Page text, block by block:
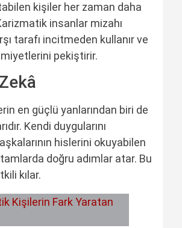
kişiler her zaman daha
insanlar mizahı
tarafı incitmeden kullanır ve
pekiştirir.
en güçlü yanlarından biri de
Kendi duygularını
hislerini okuyabilen
doğru adımlar atar. Bu
kılar.